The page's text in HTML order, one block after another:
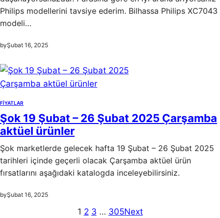
Philips modellerini tavsiye ederim. Bilhassa Philips XC7043
modeli…
byŞubat 16, 2025
FIYATLAR
Şok 19 Şubat – 26 Şubat 2025 Çarşamba
aktüel ürünler
Şok marketlerde gelecek hafta 19 Şubat – 26 Şubat 2025
tarihleri içinde geçerli olacak Çarşamba aktüel ürün
fırsatlarını aşağıdaki katalogda inceleyebilirsiniz.
byŞubat 16, 2025
1 2 3 … 305Next